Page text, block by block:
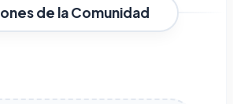
de la Comunidad